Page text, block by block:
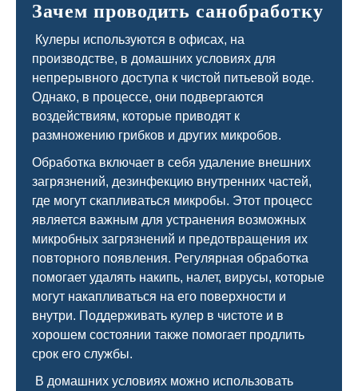
Зачем проводить санобработку
Кулеры используются в офисах, на
производстве, в домашних условиях для
непрерывного доступа к чистой питьевой воде.
Однако, в процессе, они подвергаются
воздействиям, которые приводят к
размножению грибков и других микробов.
Обработка включает в себя удаление внешних
загрязнений, дезинфекцию внутренних частей,
где могут скапливаться микробы. Этот процесс
является важным для устранения возможных
микробных загрязнений и предотвращения их
повторного появления. Регулярная обработка
помогает удалять накипь, налет, вирусы, которые
могут накапливаться на его поверхности и
внутри. Поддерживать кулер в чистоте и в
хорошем состоянии также помогает продлить
срок его службы.
В домашних условиях можно использовать